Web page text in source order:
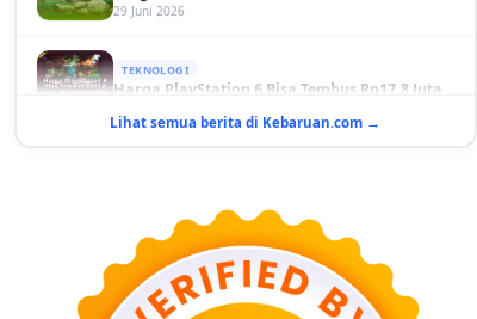
Harga PlayStation 6 Bisa Tembus Rp17,8 Juta
29 Juni 2026
KESEHATAN
Bahaya Memakai Softlens untuk Mata yang
Jarang Diketahui
29 Juni 2026
Lihat semua berita di Kebaruan.com →